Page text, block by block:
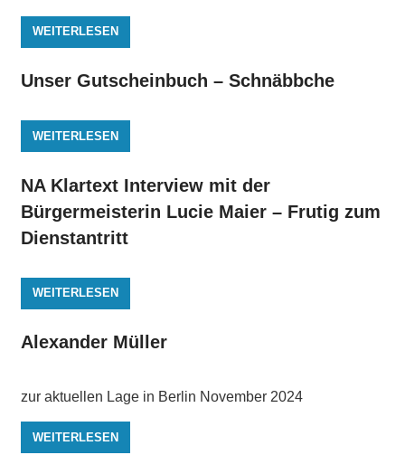
WEITERLESEN
Unser Gutscheinbuch – Schnäbbche
WEITERLESEN
NA Klartext Interview mit der
Bürgermeisterin Lucie Maier – Frutig zum
Dienstantritt
WEITERLESEN
Alexander Müller
zur aktuellen Lage in Berlin November 2024
WEITERLESEN